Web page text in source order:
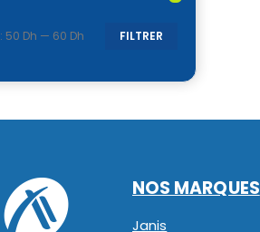
FILTRER
50 Dh — 60 Dh
NOS MARQUES
Janis